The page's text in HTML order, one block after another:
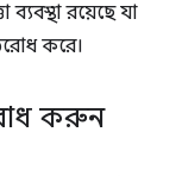
ব্যবস্থা রয়েছে যা
করে।
করুন